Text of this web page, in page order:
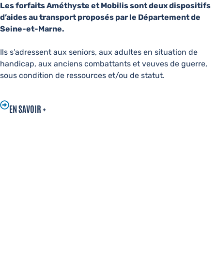
Les forfaits Améthyste et Mobilis sont deux dispositifs
d’aides au transport proposés par le Département de
Seine-et-Marne.
Ils s’adressent aux seniors, aux adultes en situation de
handicap, aux anciens combattants et veuves de guerre,
sous condition de ressources et/ou de statut.
EN SAVOIR +